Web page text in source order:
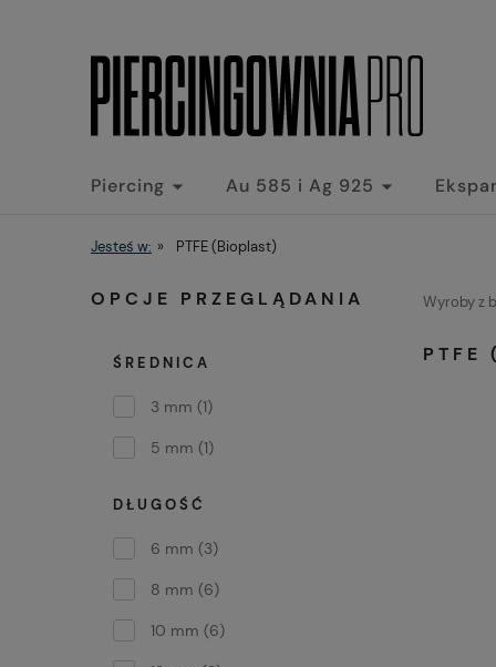
Piercing Au 585 i Ag 925
Jesteś w: » PTFE (Bioplast)
OPCJE PRZEGLĄDANIA
ŚREDNICA
3 mm (1)
5 mm (1)
DŁUGOŚĆ
6 mm (3)
8 mm (6)
10 mm (6)
Wyroby z
PTFE